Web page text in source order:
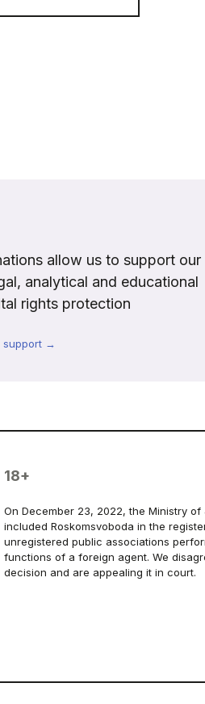
allow us to support our
analytical and educational
rights protection
support →
18+
On December 23, 2022, the Ministry of
included Roskomsvoboda in the
unregistered public associations
functions of a foreign agent. We
decision and are appealing it in court.